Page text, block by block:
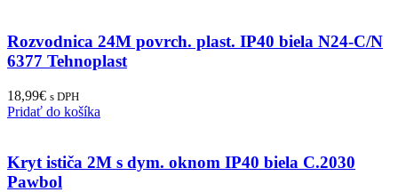
Rozvodnica 24M povrch. plast. IP40 biela N24-C/N
6377 Tehnoplast
18,99€ s DPH
Pridať do košíka
Kryt ističa 2M s dym. oknom IP40 biela C.2030
Pawbol